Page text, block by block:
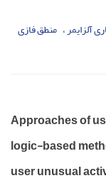
آلزایمر منطق فازی
Approaches of
logic-based
user unusual